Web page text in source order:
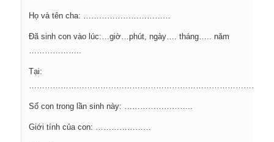
Họ và tên cha: ……………………………
Đã sinh con vào lúc:…giờ…phút, ngày…. tháng….. năm
Tại:
Số con trong lần sinh này: ……………………..
Giới tính của con: …………………